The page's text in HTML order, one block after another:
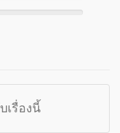
เรื่องนี้